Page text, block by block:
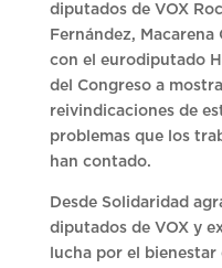
diputados de VOX
Fernández,
con el eurodiputado
del Congreso a
reivindicaciones de
problemas que los
han contado.
Desde Solidaridad
diputados de VOX y
lucha por el